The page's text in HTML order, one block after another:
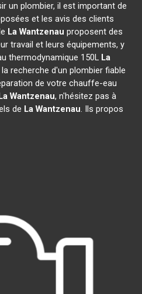
un plombier, il est important de
et les avis des clients
La Wantzenau proposent des
travail et leurs équipements, y
thermodynamique 150L La
recherche d'un plombier fiable
de votre chauffe-eau
Wantzenau, n'hésitez pas à
de La Wantzenau. Ils propos